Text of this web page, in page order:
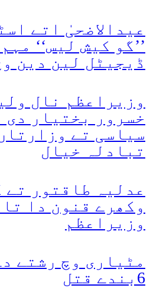
عیدالاضحیٰ اتے
’’گو کیش لیس‘‘
ڈیجیٹل لین دین
وزیراعظم نال
خسرور بختیار دی
سیاسی تے
تبادلہ خیال
عدلیہ طاقتور تے
وکھرے قنون دا
وزیراعظم
مٹیاری وچ رشتے
6بندے قتل